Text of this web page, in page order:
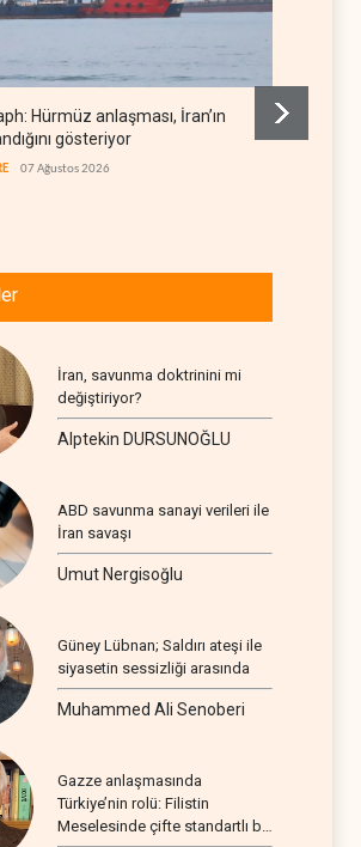
Hürmüz anlaşması, İran’ın
gösteriyor
07 Ağustos 2026
İran, savunma doktrinini mi
değiştiriyor?
Alptekin DURSUNOĞLU
ABD savunma sanayi verileri ile
İran savaşı
Umut Nergisoğlu
Güney Lübnan; Saldırı ateşi ile
siyasetin sessizliği arasında
Muhammed Ali Senoberi
Gazze anlaşmasında
Türkiye’nin rolü: Filistin
Meselesinde çifte standartlı bir